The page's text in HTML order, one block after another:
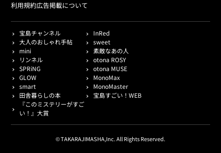
利用規約広告掲載について
宝島チャンネル
InRed
大人のおしゃれ手帖
sweet
mini
素敵なあの人
リンネル
otona ROSY
SPRiNG
otona MUSE
GLOW
MonoMax
smart
MonoMaster
田舎暮らしの本
宝島すごい！WEB
『このミステリーがすご
い！』大賞
© TAKARAJIMASHA,Inc. All Rights Reserved.